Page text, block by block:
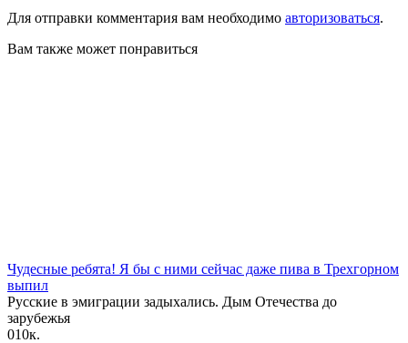
Для отправки комментария вам необходимо авторизоваться.
Вам также может понравиться
Чудесные ребята! Я бы с ними сейчас даже пива в Трехгорном
выпил
Русские в эмиграции задыхались. Дым Отечества до
зарубежья
010к.